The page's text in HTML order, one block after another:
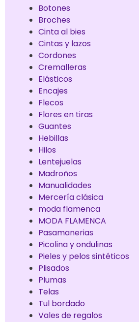
Botones
Broches
Cinta al bies
Cintas y lazos
Cordones
Cremalleras
Elásticos
Encajes
Flecos
Flores en tiras
Guantes
Hebillas
Hilos
Lentejuelas
Madroños
Manualidades
Mercería clásica
moda flamenca
MODA FLAMENCA
Pasamanerias
Picolina y ondulinas
Pieles y pelos sintéticos
Plisados
Plumas
Telas
Tul bordado
Vales de regalos